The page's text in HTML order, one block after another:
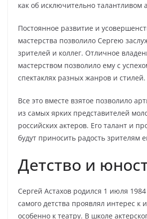
как об исключительно талантливом
Постоянное развитие и
мастерства позволило Сергею
зрителей и коллег. Отличное
мастерством позволило ему с
спектаклях разных жанров и стилей.
Все это вместе взятое позволило
из самых ярких представителей
российских актеров. Его талант и
будут приносить радость зрителям
Детство и
Сергей Астахов родился 1 июля
самого детства проявлял интерес к
особенно к театру. В школе